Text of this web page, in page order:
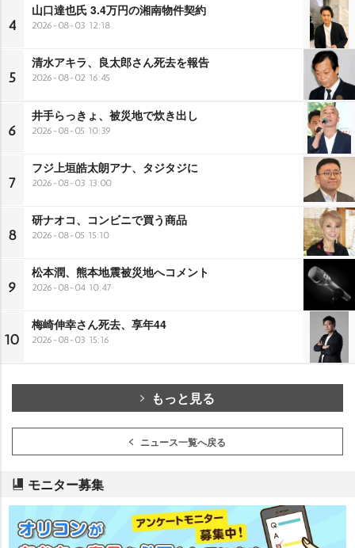
4
山口達也氏 3.4万円の湘南物件契約
2026-08-03 12:18
5
清水アキラ、良太郎さん死去を報告
2026-08-02 16:45
6
井手らっきょ、被災地で炊き出し
2026-08-05 10:39
7
フジ上垣皓太朗アナ、タジタジに
2026-08-03 13:00
8
研ナオコ、コンビニで買う商品
2026-08-05 15:10
9
松本潤、熊本地震被災地へコメント
2026-08-04 10:47
10
梅崎伸幸さん死去、享年44
2026-08-03 15:16
もっと見る
ニュース一覧へ戻る
モニター募集